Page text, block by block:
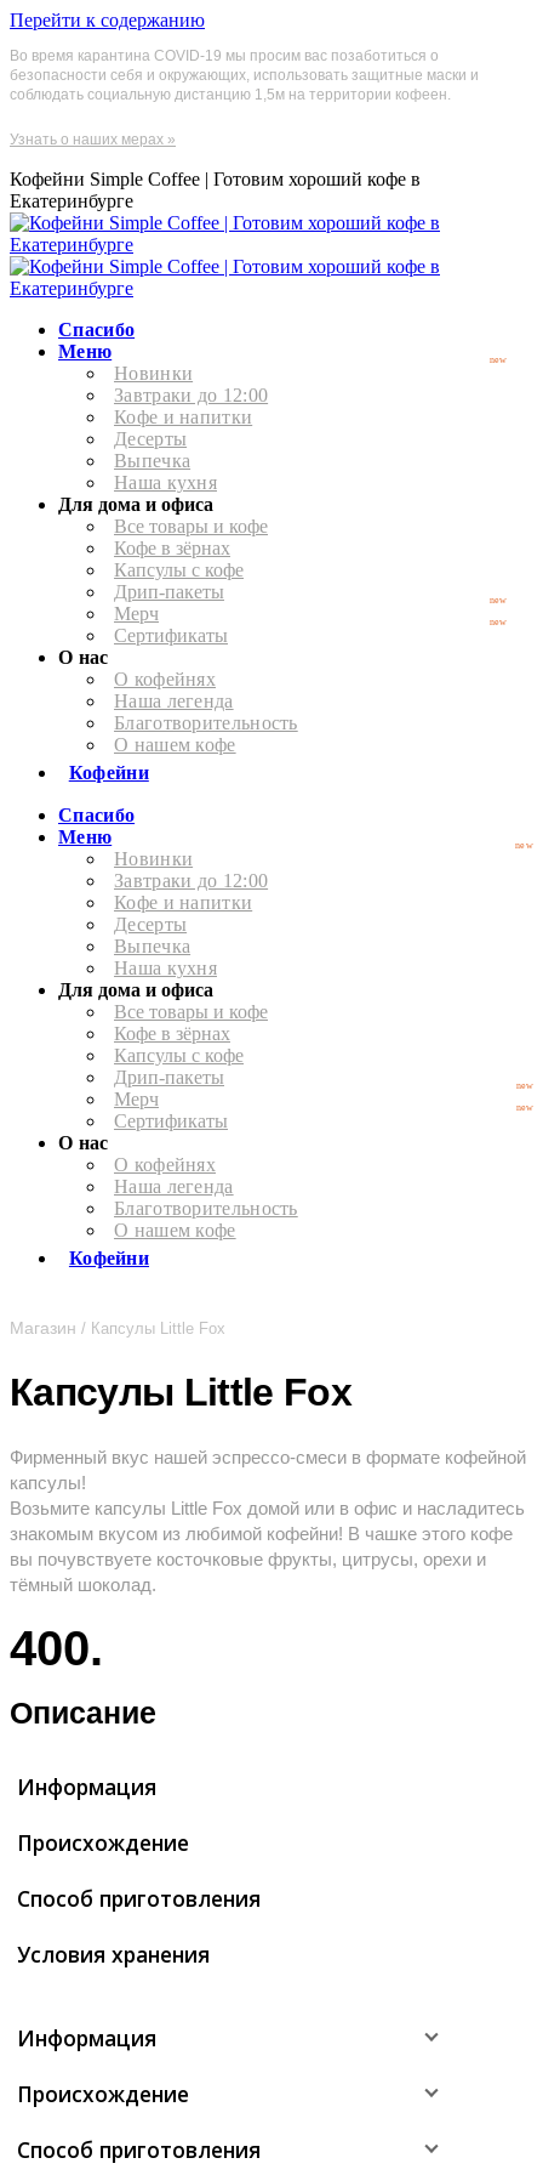
Перейти к содержанию
Во время карантина COVID-19 мы просим вас позаботиться о
безопасности себя и окружающих, использовать защитные маски и
соблюдать социальную дистанцию 1,5м на территории кофеен.
Узнать о наших мерах »
Кофейни Simple Coffee | Готовим хороший кофе в
Екатеринбурге
Спасибо
Меню
Новинки
new
Завтраки до 12:00
Кофе и напитки
Десерты
Выпечка
Наша кухня
Для дома и офиса
Все товары и кофе
Кофе в зёрнах
Капсулы с кофе
Дрип-пакеты
Мерч
new
Сертификаты
new
О нас
О кофейнях
Наша легенда
Благотворительность
О нашем кофе
Кофейни
Спасибо
Меню
Новинки
new
Завтраки до 12:00
Кофе и напитки
Десерты
Выпечка
Наша кухня
Для дома и офиса
Все товары и кофе
Кофе в зёрнах
Капсулы с кофе
Дрип-пакеты
Мерч
new
Сертификаты
new
О нас
О кофейнях
Наша легенда
Благотворительность
О нашем кофе
Кофейни
Магазин / Капсулы Little Fox
Капсулы Little Fox
Фирменный вкус нашей эспрессо-смеси в формате кофейной
капсулы!
Возьмите капсулы Little Fox домой или в офис и насладитесь
знакомым вкусом из любимой кофейни! В чашке этого кофе
вы почувствуете косточковые фрукты, цитрусы, орехи и
тёмный шоколад.
400.
Описание
Информация
Происхождение
Способ приготовления
Условия хранения
Информация
Происхождение
Способ приготовления